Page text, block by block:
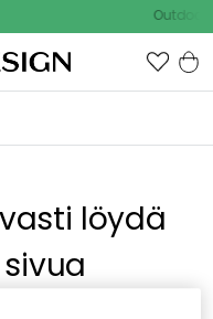
Outdoor
löydä